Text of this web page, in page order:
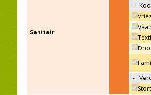
Sanitair
-
-